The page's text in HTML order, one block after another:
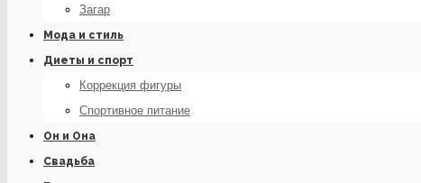
Загар
Мода и стиль
Диеты и спорт
Коррекция фигуры
Спортивное питание
Он и Она
Свадьба